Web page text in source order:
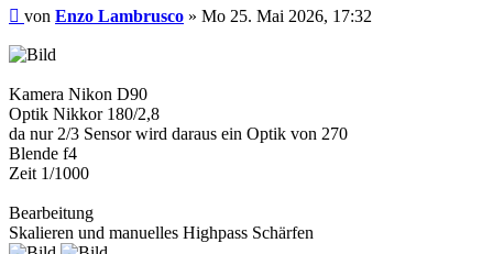
Beitrag
von Enzo Lambrusco » Mo 25. Mai 2026, 17:32
Kamera Nikon D90
Optik Nikkor 180/2,8
da nur 2/3 Sensor wird daraus ein Optik von 270
Blende f4
Zeit 1/1000
Bearbeitung
Skalieren und manuelles Highpass Schärfen